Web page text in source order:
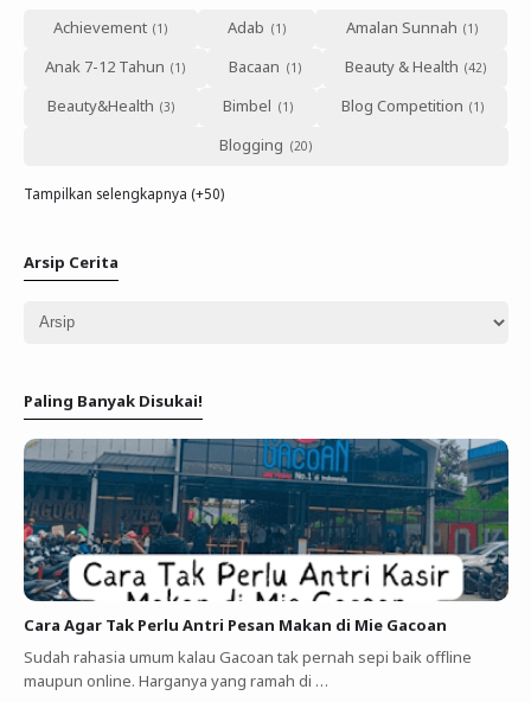
Achievement Adab
Amalan Sunnah
Anak 7-12 Tahun
Bacaan
Beauty & Health
Beauty&Health
Bimbel
Blog Competition
Blogging
Tampilkan selengkapnya (+50)
Arsip Cerita
Paling Banyak Disukai!
Cara Agar Tak Perlu Antri Pesan Makan di Mie Gacoan
Sudah rahasia umum kalau Gacoan tak pernah sepi baik offline
maupun online. Harganya yang ramah di …